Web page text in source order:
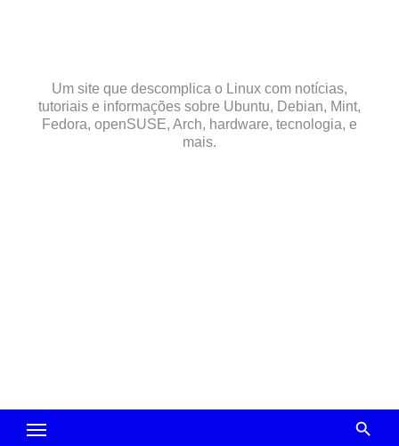
Um site que descomplica o Linux com notícias,
tutoriais e informações sobre Ubuntu, Debian, Mint,
Fedora, openSUSE, Arch, hardware, tecnologia, e
mais.